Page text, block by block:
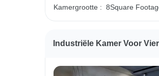
Kamergrootte : 8Square
Industriële Kamer Voor